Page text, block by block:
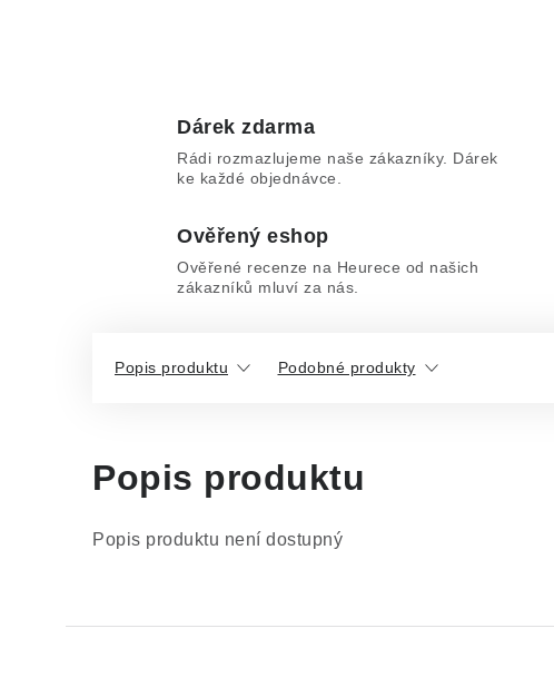
Dárek zdarma
Rádi rozmazlujeme naše zákazníky. Dárek
ke každé objednávce.
Ověřený eshop
Ověřené recenze na Heurece od našich
zákazníků mluví za nás.
Popis produktu Podobné produkty
Popis produktu
Popis produktu není dostupný